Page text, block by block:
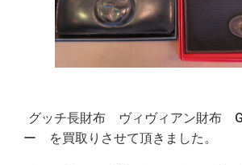
グッチ長財布 ヴィヴィアン財布
ー を買取りさせて頂きました。